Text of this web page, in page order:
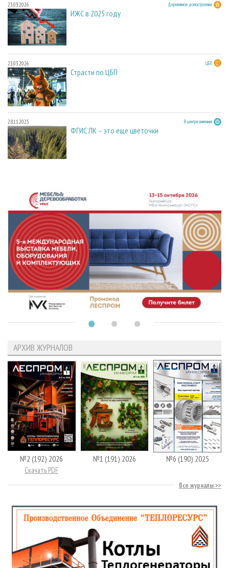
23.03.2026 Деревянное домостроение
ИЖС в 2025 году
23.03.2026 ЦБП
Страсти по ЦБП
28.11.2025 В центре внимания
ФГИС ЛК – это еще цветочки
АРХИВ ЖУРНАЛОВ
№2 (192) 2026
Скачать PDF
№1 (191) 2026 №6 (190) 2025
Все журналы